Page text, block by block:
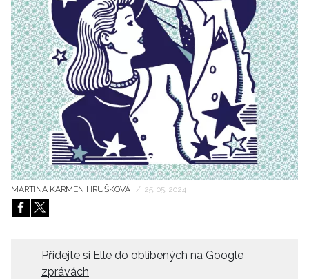
HOME
MARTINA KARMEN HRUŠKOVÁ / 25. 05. 2024
Přidejte si Elle do oblíbených na Google
zprávách